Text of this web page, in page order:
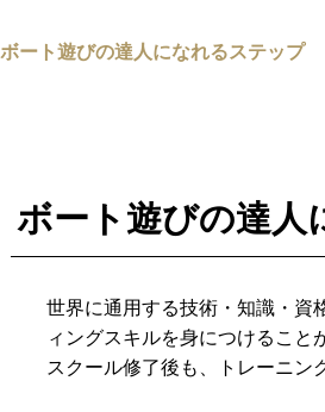
ボート遊びの達人になれるステップ
ボート遊びの達人
世界に通用する技術・知識・資
ィングスキルを身につけること
スクール修了後も、トレーニン